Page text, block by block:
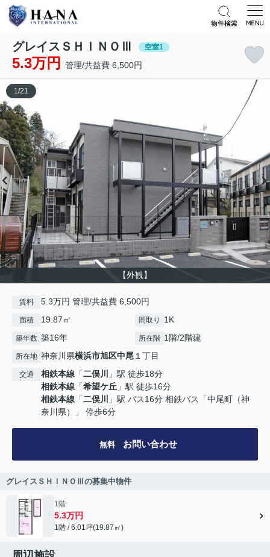
グレイスＳＨＩＮＯⅢ 空室1
5.3万円 管理/共益費 6,500円
【外観】
1/21
賃料 5.3万円 管理/共益費 6,500円
面積 19.87㎡ 間取り 1K
築年数 築16年 所在階 1階/2階建
所在地 神奈川県横浜市旭区中尾 １丁目
交通 相鉄本線 「二俣川
」駅 徒歩18分
相鉄本線 「希望ケ丘 」駅 徒歩16分
相鉄本線 「二俣川
」駅 バス16分 相鉄バス「中尾町（神
奈川県）」 停歩6分
無料 お問い合わせ
グレイスＳＨＩＮＯⅢの募集中物件
1階
5.3万円
1階 / 6.01坪(19.87㎡)